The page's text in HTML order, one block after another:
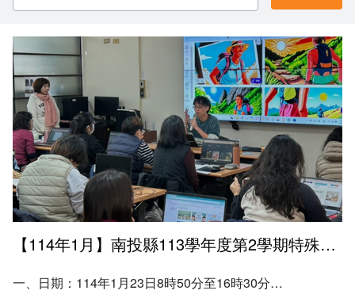
關
字
【114年1月】南投縣113學年度第2學期特殊教育教師專業成長
一、日期：114年1月23日8時50分至16時30分